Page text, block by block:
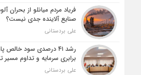
فریاد مردم میانلو از بحران
صنایع آلاینده جدی نیست؟
علی بردستانی
برابری سرمایه و تداوم
علی بردستانی